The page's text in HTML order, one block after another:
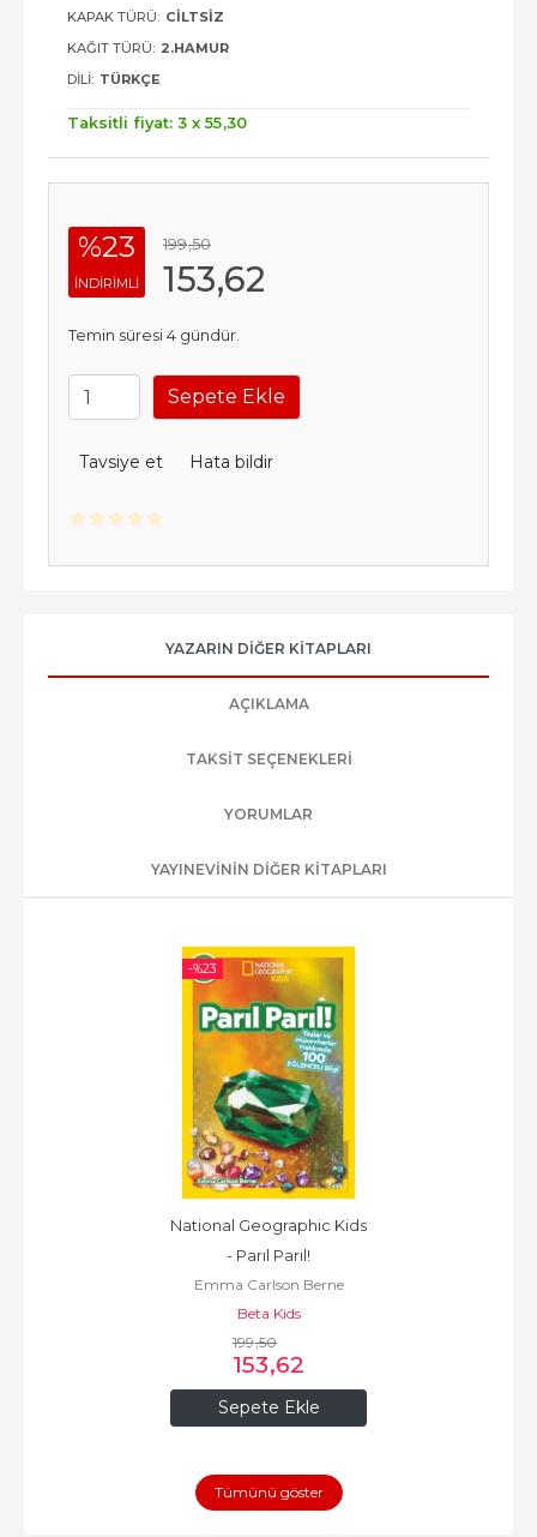
KAPAK TÜRÜ: CILTSIZ
KAĞIT TÜRÜ: 2.HAMUR
DILI: TÜRKÇE
Taksitli fiyat: 3 x 55,30
%23
INDIRIMLI
199,50
153,62
Temin süresi 4 gündür.
Sepete Ekle
Tavsiye et Hata bildir
YAZARIN DIĞER KITAPLARI
AÇIKLAMA
TAKSIT SEÇENEKLERI
YORUMLAR
YAYINEVININ DIĞER KITAPLARI
-%23
Sepete Ekle
National Geographic Kids
- Parıl Parıl!
Emma Carlson Berne
Beta Kids
199,50
153,62
Tümünü göster